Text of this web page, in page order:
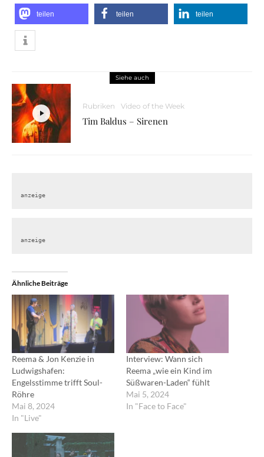
teilen teilen teilen
Siehe auch
Rubriken Video of the Week
Tim Baldus – Sirenen
anzeige
anzeige
Ähnliche Beiträge
Reema & Jon Kenzie in
Ludwigshafen:
Engelsstimme trifft Soul-
Röhre
Mai 8, 2024
In "Live"
Interview: Wann sich
Reema „wie ein Kind im
Süßwaren-Laden“ fühlt
Mai 5, 2024
In "Face to Face"